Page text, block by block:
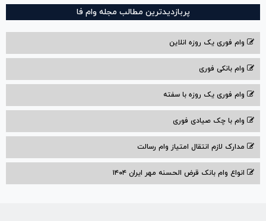
پربازدیدترین مطالب مجله وام فا
وام فوری یک روزه انلاین
وام بانکی فوری
وام فوری یک روزه با سفته
وام با‌ چک صیادی‌ فوری
مدارک لازم انتقال امتیاز وام رسالت
انواع وام بانک قرض الحسنه مهر ایران ۱۴۰۴